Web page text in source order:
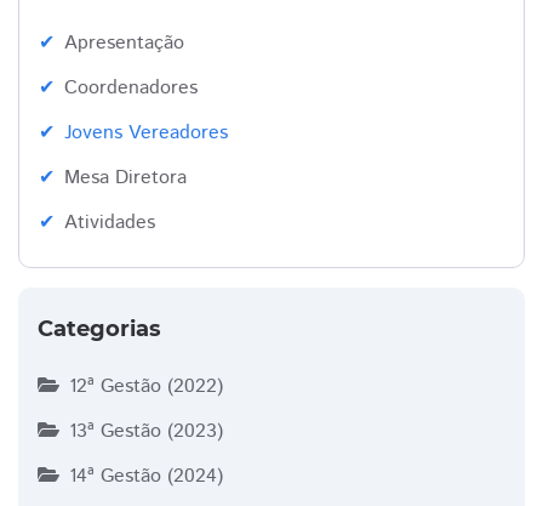
Apresentação
Coordenadores
Jovens Vereadores
Mesa Diretora
Atividades
Categorias
12ª Gestão (2022)
13ª Gestão (2023)
14ª Gestão (2024)